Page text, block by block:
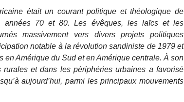
était un courant politique et théologique de
années 70 et 80. Les évêques, les laïcs et les
massivement vers divers projets politiques
notable à la révolution sandiniste de 1979 et
Amérique du Sud et en Amérique centrale. À son
et dans les périphéries urbaines a favorisé
aujourd’hui, parmi les principaux mouvements